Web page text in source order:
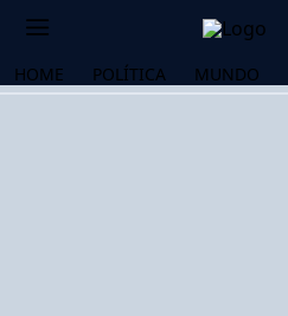
HOME POLÍTICA MUNDO